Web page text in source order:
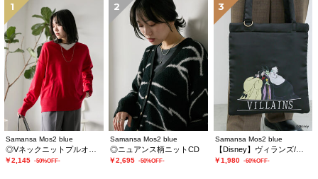
1
Samansa Mos2 blue
￥2,145 -50%OFF-
2
Samansa Mos2 blue
◎ニュアンス柄ニットCD
￥2,695 -50%OFF-
3
Samansa Mos2 blue
【Disney】ヴィランズ/トートバッグ
￥1,980 -60%OFF-